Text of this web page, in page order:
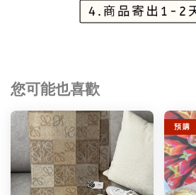
您可能也喜歡
預 購